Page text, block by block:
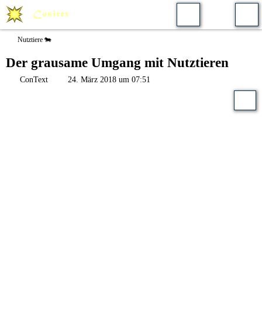
Nutztiere 🐄
Der grausame Umgang mit Nutztieren
ConText 24. März 2018 um 07:51